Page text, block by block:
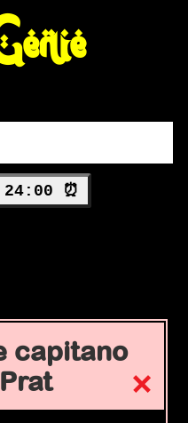
24:00 ⏰
capitano